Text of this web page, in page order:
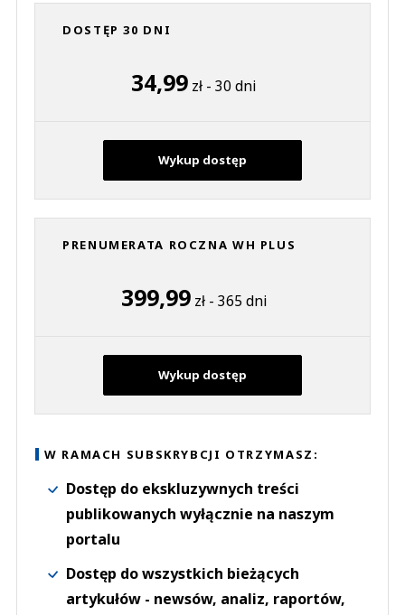
DOSTĘP 30 DNI
34,99 zł - 30 dni
Wykup dostęp
PRENUMERATA ROCZNA WH PLUS
399,99zł - 365 dni
Wykup dostęp
W RAMACH SUBSKRYBCJI OTRZYMASZ:
Dostęp do ekskluzywnych treści
publikowanych wyłącznie na naszym
portalu
Dostęp do wszystkich bieżących
artykułów - newsów, analiz, raportów,